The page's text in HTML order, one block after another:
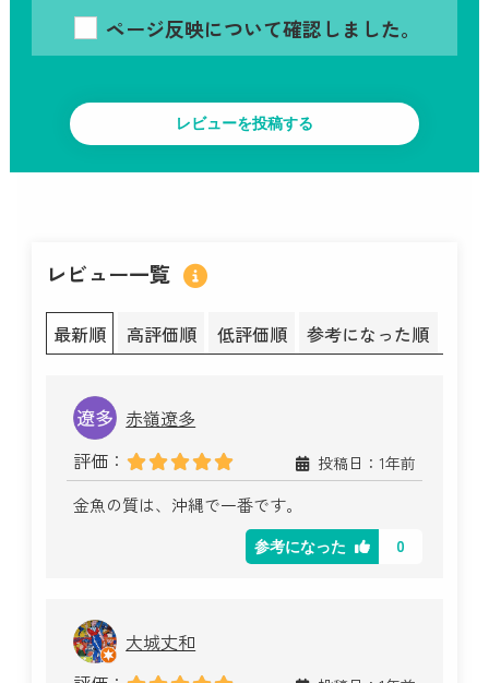
ページ反映について確認しました。
レビュー一覧
最新順 高評価順 低評価順 参考になった順
赤嶺遼多
評価：
投稿日：1年前
金魚の質は、沖縄で一番です。
参考になった 0
大城丈和